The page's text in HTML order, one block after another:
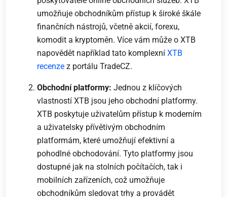
umožňuje obchodníkům přístup k široké škále
finančních nástrojů, včetně akcií, forexu,
komodit a kryptoměn. Více vám může o XTB
napovědět například tato komplexníXTB
recenze z portálu TradeCZ.
Obchodní platformy: Jednou z klíčových
vlastností XTB jsou jeho obchodní platformy.
XTB poskytuje uživatelům přístup k moderním
a uživatelsky přívětivým obchodním
platformám, které umožňují efektivní a
pohodlné obchodování. Tyto platformy jsou
dostupné jak na stolních počítačích, tak i
mobilních zařízeních, což umožňuje
obchodníkům sledovat trhy a provádět